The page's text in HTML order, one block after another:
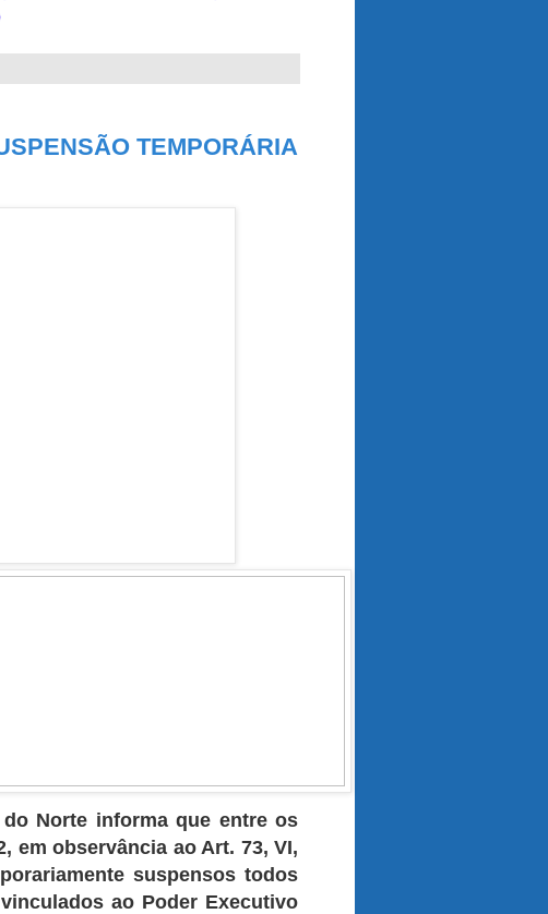
TEMPORÁRIA
Norte informa que entre os
em observância ao Art. 73, VI,
suspensos todos
ao Poder Executivo